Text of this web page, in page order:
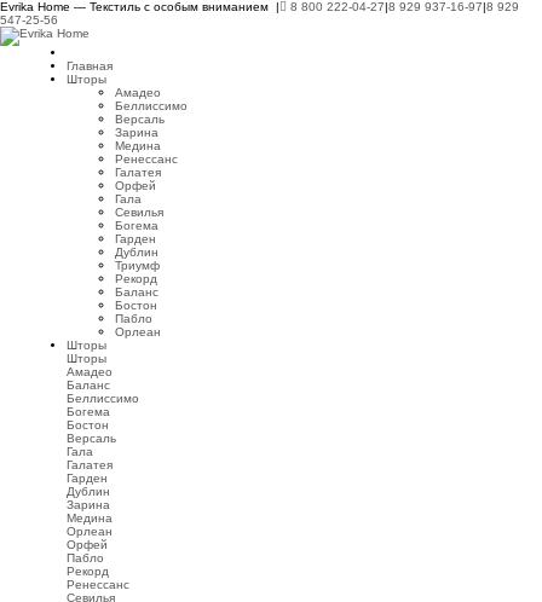
Evrika Home — Текстиль с особым вниманием | 8 800 222-04-27|8 929 937-16-97|8 929
547-25-56
Главная
Шторы
Амадео
Беллиссимо
Версаль
Зарина
Медина
Ренессанс
Галатея
Орфей
Гала
Севилья
Богема
Гарден
Дублин
Триумф
Рекорд
Баланс
Бостон
Пабло
Орлеан
Шторы
Шторы
Амадео
Баланс
Беллиссимо
Богема
Бостон
Версаль
Гала
Галатея
Гарден
Дублин
Зарина
Медина
Орлеан
Орфей
Пабло
Рекорд
Ренессанс
Севилья